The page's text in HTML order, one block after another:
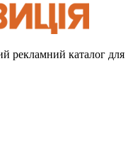
рекламний каталог для